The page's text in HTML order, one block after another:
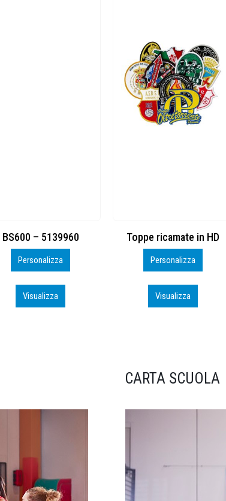
Toppe ricamate in HD
Personalizza
Visualizza
KIT CAMP 100 2026_perso
Personalizza
Visualizza
CARTA SCUOLA